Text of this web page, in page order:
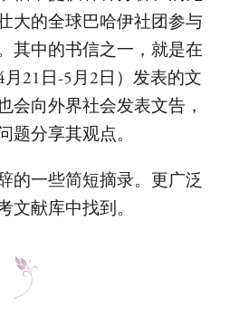
大的全球巴哈伊社团参与
其中的书信之一，就是在
21日-5月2日）发表的文
会向外界社会发表文告，
题分享其观点。
的一些简短摘录。更广泛
文献库中找到。